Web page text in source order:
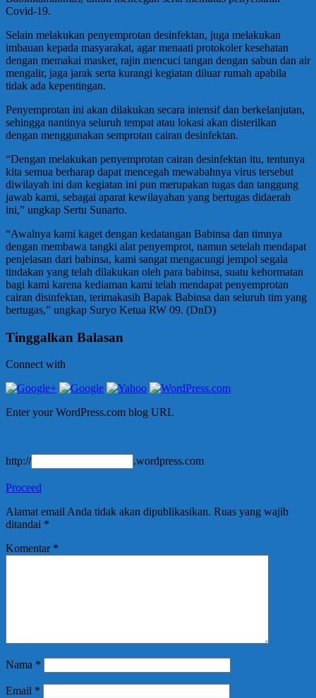
Covid-19.
Selain melakukan penyemprotan desinfektan, juga melakukan
imbauan kepada masyarakat, agar menaati protokoler kesehatan
dengan memakai masker, rajin mencuci tangan dengan sabun dan air
mengalir, jaga jarak serta kurangi kegiatan diluar rumah apabila
tidak ada kepentingan.
Penyemprotan ini akan dilakukan secara intensif dan berkelanjutan,
sehingga nantinya seluruh tempat atau lokasi akan disterilkan
dengan menggunakan semprotan cairan desinfektan.
“Dengan melakukan penyemprotan cairan desinfektan itu, tentunya
kita semua berharap dapat mencegah mewabahnya virus tersebut
diwilayah ini dan kegiatan ini pun merupakan tugas dan tanggung
jawab kami, sebagai aparat kewilayahan yang bertugas didaerah
ini,” ungkap Sertu Sunarto.
“Awalnya kami kaget dengan kedatangan Babinsa dan timnya
dengan membawa tangki alat penyemprot, namun setelah mendapat
penjelasan dari babinsa, kami sangat mengacungi jempol segala
tindakan yang telah dilakukan oleh para babinsa, suatu kehormatan
bagi kami karena kediaman kami telah mendapat penyemprotan
cairan disinfektan, terimakasih Bapak Babinsa dan seluruh tim yang
bertugas,” ungkap Suryo Ketua RW 09. (DnD)
Tinggalkan Balasan
Connect with
Enter your WordPress.com blog URL
http:// .wordpress.com
Proceed
Alamat email Anda tidak akan dipublikasikan. Ruas yang wajib
ditandai *
Komentar *
Nama *
Email *